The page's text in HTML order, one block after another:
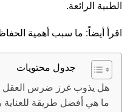
الطبية الرائعة.
اقرأ أيضاً: ما سبب أهمية
جدول محتويات
هل يذوب غرز ضرس العقل
ما هي أفضل طريقة